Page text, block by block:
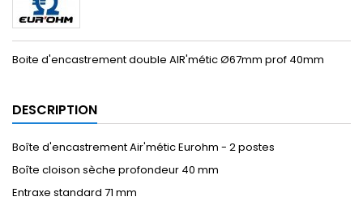
Boite d'encastrement double AIR'métic Ø67mm prof 40mm
DESCRIPTION
Boîte d'encastrement Air'métic Eurohm - 2 postes
Boîte cloison sèche profondeur 40 mm
Entraxe standard 71 mm